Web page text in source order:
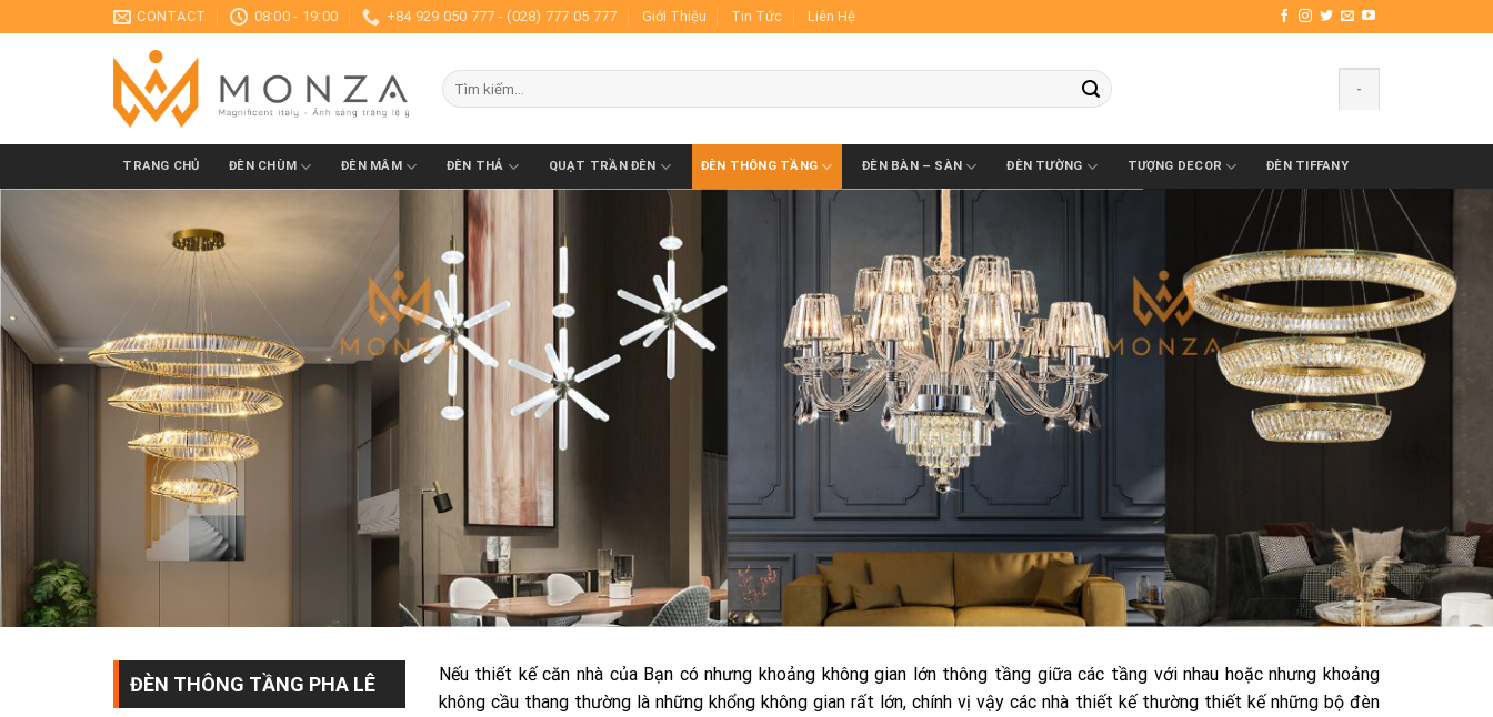
CONTACT 08:00 - 19:00 +84 929 050 777 - (028) 777 05 777 Giới Thiệu Tin Tức Liên Hệ
-
TRANG CHỦ ĐÈN CHÙM ĐÈN MÂM ĐÈN THẢ QUẠT TRẦN ĐÈN ĐÈN THÔNG TẦNG ĐÈN BÀN – SÀN ĐÈN TƯỜNG TƯỢNG DECOR ĐÈN TIFFANY
ĐÈN THÔNG TẦNG PHA LÊ
Nếu thiết kế căn nhà của Bạn có nhưng khoảng không gian lớn thông tầng giữa các tầng với nhau hoặc nhưng khoảng
không cầu thang thường là những khổng không gian rất lớn, chính vị vậy các nhà thiết kế thường thiết kế những bộ đèn